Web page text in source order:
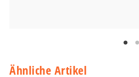
Ähnliche Artikel